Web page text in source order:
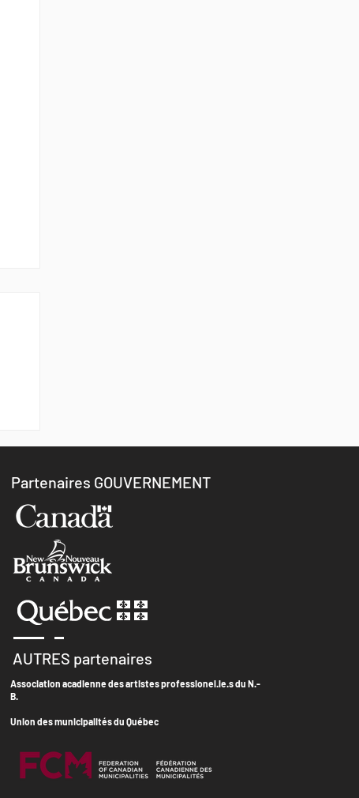
Partenaires GOUVERNEMENT
AUTRES partenaires
Association acadienne des artistes professionel.le.s du N.-
B.
Union des municipalités du Québec